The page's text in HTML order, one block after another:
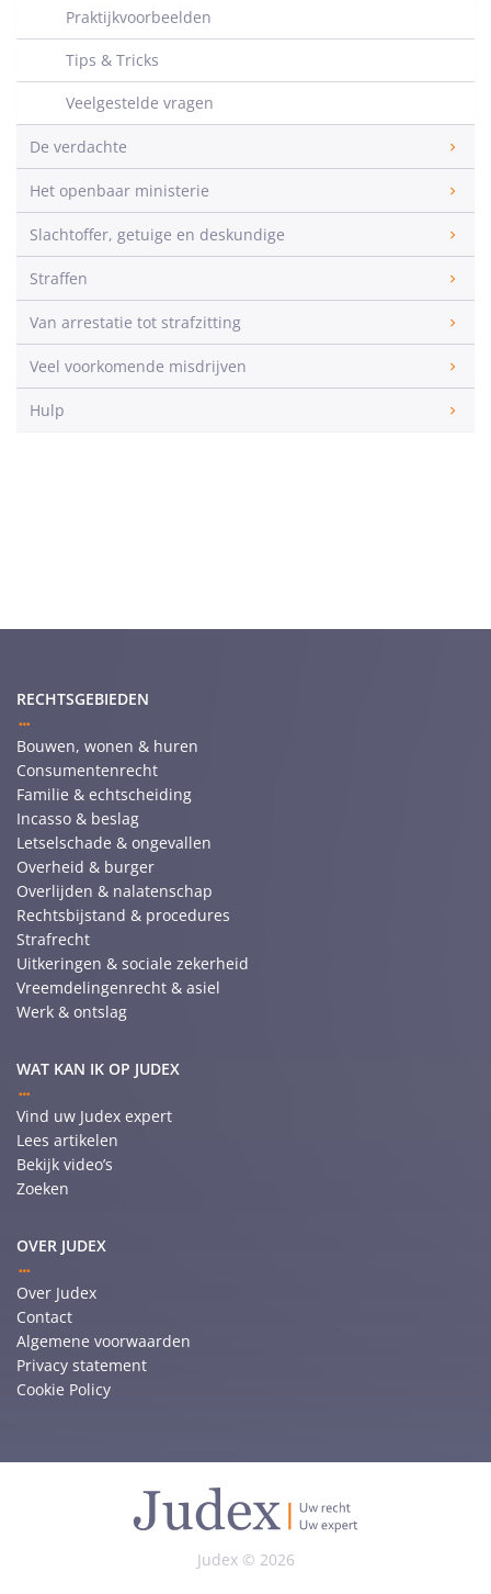
Praktijkvoorbeelden
Tips & Tricks
Veelgestelde vragen
De verdachte
Het openbaar ministerie
Slachtoffer, getuige en deskundige
Straffen
Van arrestatie tot strafzitting
Veel voorkomende misdrijven
Hulp
RECHTSGEBIEDEN
Bouwen, wonen & huren
Consumentenrecht
Familie & echtscheiding
Incasso & beslag
Letselschade & ongevallen
Overheid & burger
Overlijden & nalatenschap
Rechtsbijstand & procedures
Strafrecht
Uitkeringen & sociale zekerheid
Vreemdelingenrecht & asiel
Werk & ontslag
WAT KAN IK OP JUDEX
Vind uw Judex expert
Lees artikelen
Bekijk video’s
Zoeken
OVER JUDEX
Over Judex
Contact
Algemene voorwaarden
Privacy statement
Cookie Policy
Judex © 2026